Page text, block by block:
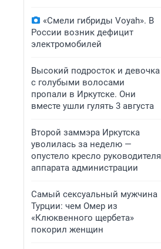
«Смели гибриды Voyah». В
России возник дефицит
электромобилей
Высокий подросток и девочка
с голубыми волосами
пропали в Иркутске. Они
вместе ушли гулять 3 августа
Второй заммэра Иркутска
уволилась за неделю —
опустело кресло руководителя
аппарата администрации
Самый сексуальный мужчина
Турции: чем Омер из
«Клюквенного щербета»
покорил женщин